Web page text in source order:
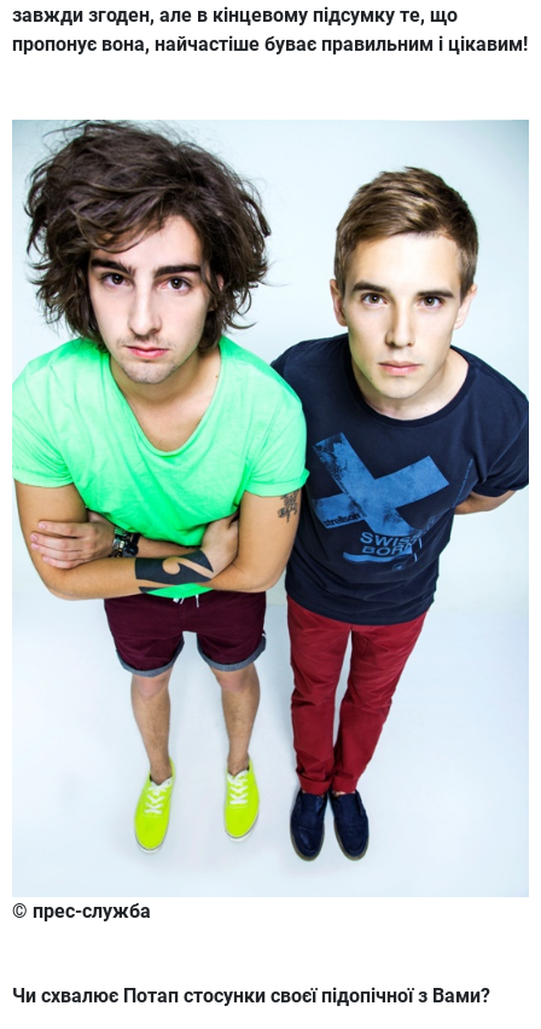
завжди згоден, але в кінцевому підсумку те, що
пропонує вона, найчастіше буває правильним і цікавим!
© прес-служба
Чи схвалює Потап стосунки своєї підопічної з Вами?